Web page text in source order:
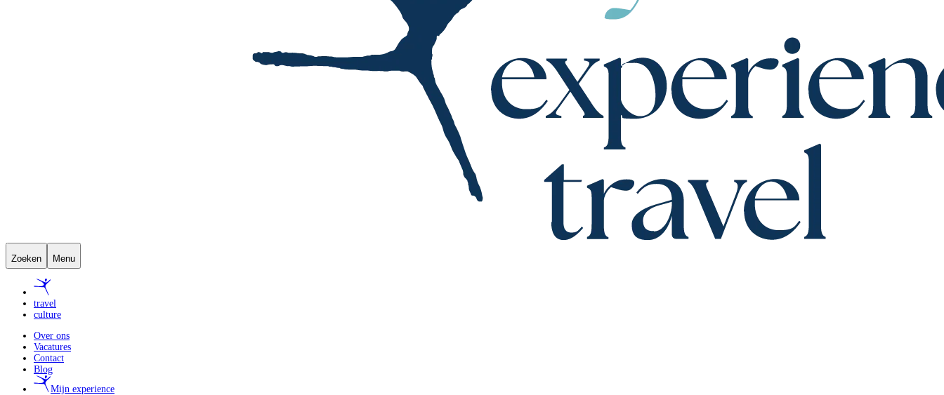
Zoeken Menu
travel
culture
Over ons
Vacatures
Contact
Blog
Mijn experience